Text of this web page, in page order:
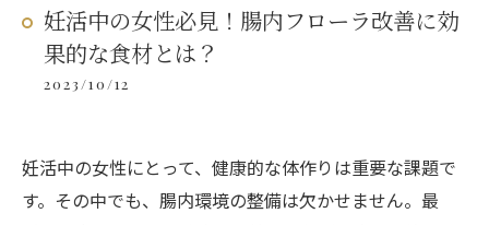
妊活中の女性必見！腸内フローラ改善に効
果的な食材とは？
2023/10/12
妊活中の女性にとって、健康的な体作りは重要な課題で
す。その中でも、腸内環境の整備は欠かせません。最